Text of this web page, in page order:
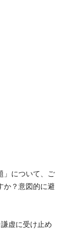
」について、ご
か？意図的に避
虚に受け止め